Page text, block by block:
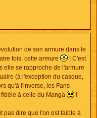
de son armure dans le
fois, cette armure
! C'est
elle se rapproche de l'armure
(à l'exception du casque,
qu'à l'inverse, les Fans
à celle du Manga
!
pas dire que l'on est faible à